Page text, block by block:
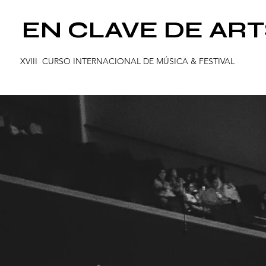
EN CLAVE DE
XVIII CURSO INTERNACIONAL DE MÚSICA & FESTIVAL